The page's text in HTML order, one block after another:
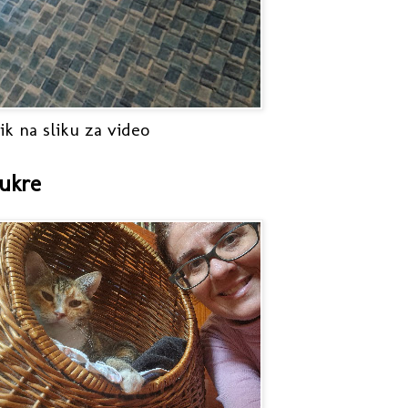
na sliku za video